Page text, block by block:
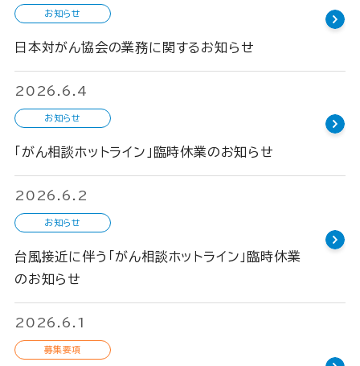
お知らせ
日本対がん協会の業務に関するお知らせ
2026.6.4
お知らせ
「がん相談ホットライン」臨時休業のお知らせ
2026.6.2
お知らせ
台風接近に伴う「がん相談ホットライン」臨時休業
のお知らせ
2026.6.1
募集要項